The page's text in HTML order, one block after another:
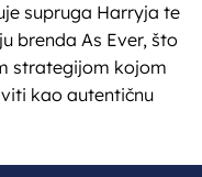
supruga Harryja te
brenda As Ever, što
strategijom kojom
kao autentičnu